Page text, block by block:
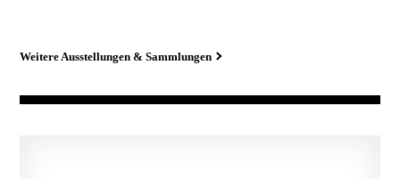
Weitere Ausstellungen & Sammlungen